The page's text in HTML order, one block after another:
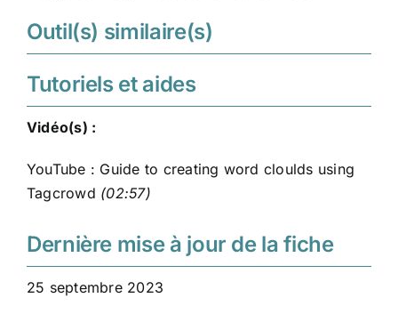
Outil(s) similaire(s)
Tutoriels et aides
Vidéo(s) :
YouTube : Guide to creating word cloulds using
Tagcrowd (02:57)
Dernière mise à jour de la fiche
25 septembre 2023